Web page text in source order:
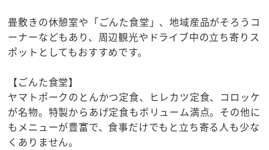
畳敷きの休憩室や「ごんた食堂」、地域産品がそろうコ
ーナーなどもあり、周辺観光やドライブ中の立ち寄りス
ポットとしてもおすすめです。
【ごんた食堂】
ヤマトポークのとんかつ定食、ヒレカツ定食、コロッケ
が名物。特製からあげ定食もボリューム満点。その他に
もメニューが豊富で、食事だけでもと立ち寄る人も少な
くありません。